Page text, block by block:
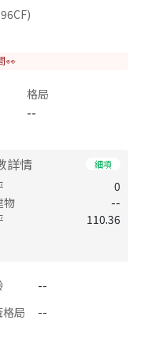
👀
格局
--
詳情 細項
0
物
--
110.36
--
格局
--